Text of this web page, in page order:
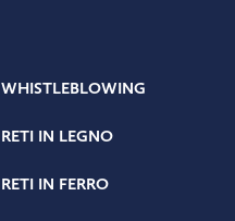
WHISTLEBLOWING
RETI IN LEGNO
RETI IN FERRO